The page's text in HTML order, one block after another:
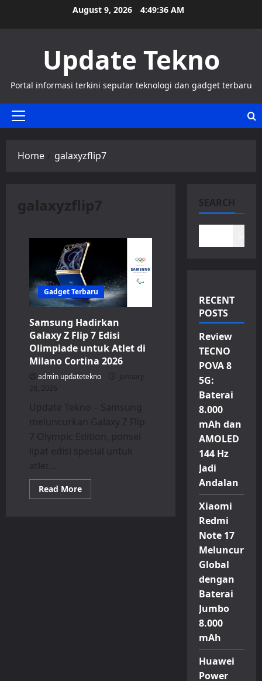
August 9, 2026 4:49:37 AM
Update Tekno
Portal informasi terkini seputar teknologi dan gadget terbaru
Primary
Home galaxyzflip7
galaxyzflip7
Gadget Terbaru
Samsung Hadirkan
Galaxy Z Flip 7 Edisi
Olimpiade untuk Atlet di
Milano Cortina 2026
admin updatetekno
January
28, 2026
Update Tekno – Samsung
meluncurkan Galaxy Z Flip
7 Olympic Edition, ponsel
lipat edisi spesial untuk
atlet...
Read MoreRead
more
SEARCH
RECENT
POSTS
Review
TECNO
POVA 8
5G:
Baterai
8.000
mAh dan
AMOLED
144 Hz
Jadi
Andalan
Xiaomi
Redmi
Note 17
Meluncur
Global
dengan
Baterai
Jumbo
8.000
mAh
Huawei
Power